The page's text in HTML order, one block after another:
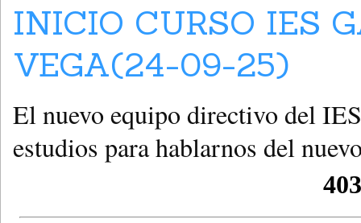
INICIO CURSO IES
VEGA(24-09-25)
El nuevo equipo directivo del
estudios para hablarnos del